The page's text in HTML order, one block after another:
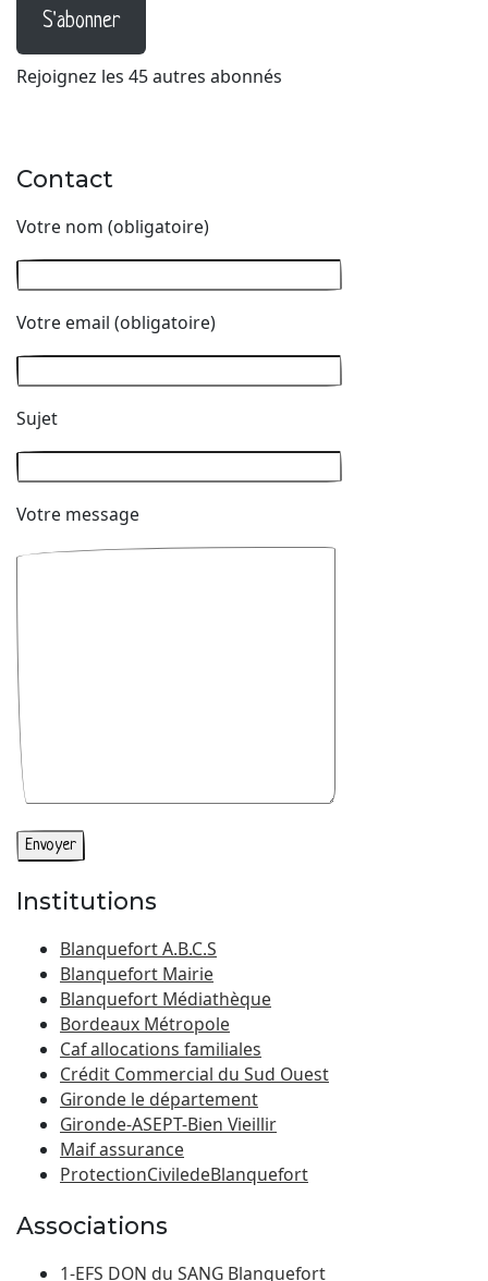
S'abonner
Rejoignez les 45 autres abonnés
Contact
Votre nom (obligatoire)
Votre email (obligatoire)
Sujet
Votre message
Institutions
Blanquefort A.B.C.S
Blanquefort Mairie
Blanquefort Médiathèque
Bordeaux Métropole
Caf allocations familiales
Crédit Commercial du Sud Ouest
Gironde le département
Gironde-ASEPT-Bien Vieillir
Maif assurance
ProtectionCiviledeBlanquefort
Associations
1-EFS DON du SANG Blanquefort